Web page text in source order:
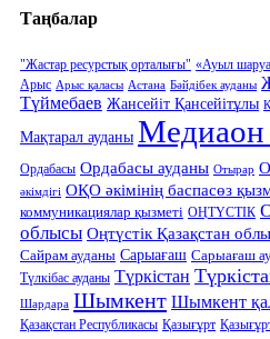
Таңбалар
"Жастар ресурстық орталығы" «Ауыл
Арыс Арыс қаласы Астана Бәйдібек ауданы
Түймебаев Жансейіт Қансейітұлы
Мақтарал ауданы Медиаон
Ордабасы Ордабасы ауданы Отырар
әкімдігі ОҚО әкімінің баспасөз
коммуникациялар қызметі ОҢТҮСТІК
облысы Оңтүстік Қазақстан
Сайрам ауданы Сарыағаш Сарыағаш
Түлкібас ауданы Түркістан
Шардара Шымкент Шымкент
Қазақстан Республикасы Қазығұрт